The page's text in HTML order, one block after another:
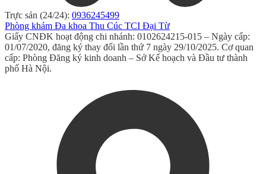
Trực sản (24/24): 0936245499
Phòng khám Đa khoa Thu Cúc TCI Đại Từ
Giấy CNĐK hoạt động chi nhánh: 0102624215-015 – Ngày cấp:
01/07/2020, đăng ký thay đổi lần thứ 7 ngày 29/10/2025. Cơ quan
cấp: Phòng Đăng ký kinh doanh – Sở Kế hoạch và Đầu tư thành
phố Hà Nội.